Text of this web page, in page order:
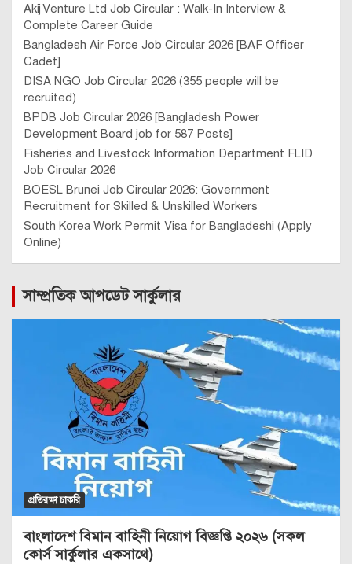
Akij Venture Ltd Job Circular : Walk-In Interview &
Complete Career Guide
Bangladesh Air Force Job Circular 2026 [BAF Officer
Cadet]
DISA NGO Job Circular 2026 (355 people will be
recruited)
BPDB Job Circular 2026 [Bangladesh Power
Development Board job for 587 Posts]
Fisheries and Livestock Information Department FLID
Job Circular 2026
BOESL Brunei Job Circular 2026: Government
Recruitment for Skilled & Unskilled Workers
South Korea Work Permit Visa for Bangladeshi (Apply
Online)
সাম্প্রতিক আপডেট সার্কুলার
প্রতিরক্ষা চাকরি
বাংলাদেশ বিমান বাহিনী নিয়োগ বিজ্ঞপ্তি ২০২৬ (সকল
কোর্স সার্কুলার একসাথে)